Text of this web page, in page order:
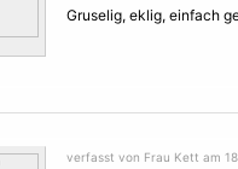
Gruselig, eklig, einfach
verfasst von Frau Kett am